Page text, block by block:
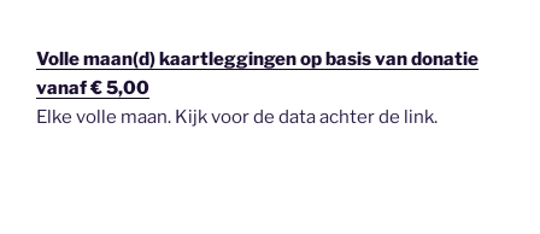
Volle maan(d) kaartleggingen op basis van donatie
vanaf € 5,00
Elke volle maan. Kijk voor de data achter de link.